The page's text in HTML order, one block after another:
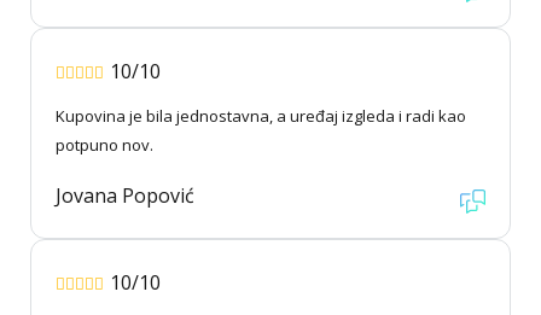
10/10
Kupovina je bila jednostavna, a uređaj izgleda i radi kao
potpuno nov.
Jovana Popović
10/10